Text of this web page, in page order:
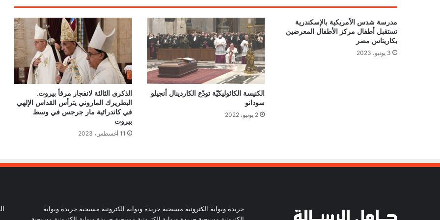
الصراع في الشرق الأوسط
الكاردينال بيتسابالا: الكنيسة لن تتخلى أبدًا
عن المحتاجين في غزة
دعوة مشتركة لتجديد الإيمان وترسيخ السلام
والحوار.. رسالة دائرة الحوار بين الأديان
بمناسبة رمضان وعيد الفطر
تنسيقية الأرض المقدسة: تضامنوا مع شعب
مدرسة شدس الأمريكية بالإسكندرية
تستقبل أطفال مركز الأطفال المعرضين
بكاريتاس مصر
3 يونيو، 2023
الكنيسة الكاثوليكيّة تودّع الكاردينال أنجيلو
سودانو
2 يونيو، 2022
الذكرى الثالثة لانفجار مرفأ بيروت.
البطريرك الماروني يترأس القداس الإلهي
في كاتدرائية مار جرجس في وسط
بيروت
11 أغسطس، 2023
جريدة وبوابة الكترونية مسيحية جريدة وبوابة الكترونية مسيحية جريدة وبوابة